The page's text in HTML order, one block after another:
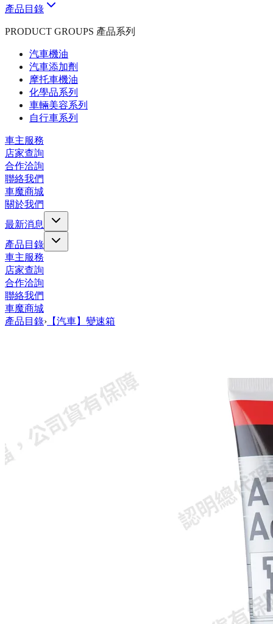
產品目錄
PRODUCT GROUPS 產品系列
汽車機油
汽車添加劑
摩托車機油
化學品系列
車輛美容系列
自行車系列
車主服務
店家查詢
合作洽詢
聯絡我們
車魔商城
關於我們
最新消息
產品目錄
車主服務
店家查詢
合作洽詢
聯絡我們
車魔商城
產品目錄› 【汽車】變速箱